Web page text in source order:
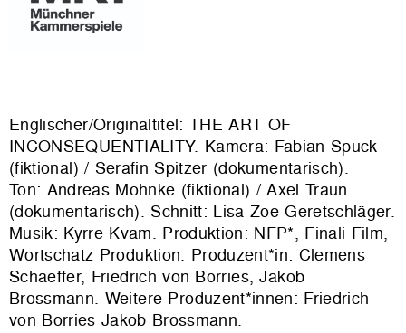
Englischer/Originaltitel: THE ART OF
INCONSEQUENTIALITY. Kamera: Fabian Spuck
(fiktional) / Serafin Spitzer (dokumentarisch).
Ton: Andreas Mohnke (fiktional) / Axel Traun
(dokumentarisch). Schnitt: Lisa Zoe Geretschläger.
Musik: Kyrre Kvam. Produktion: NFP*, Finali Film,
Wortschatz Produktion. Produzent*in: Clemens
Schaeffer, Friedrich von Borries, Jakob
Brossmann. Weitere Produzent*innen: Friedrich
von Borries Jakob Brossmann.